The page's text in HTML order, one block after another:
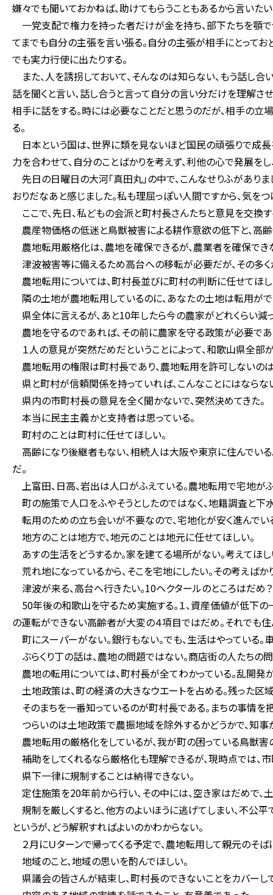
嫌々でも聞いておかねば、助けてもらうこともあるから言いた
一党支配で権力を持った者だけが金を持ち、部下たちを顎
てまでも自分の主張を言い張る。自分の主張が相手にとってお
でも実力行使に出たりする。
また、人を誘拐しておいて、そんなのは知らない、もう話し
話を聞くと言い、話し合うと言って自分の言い分だけを理解さ
相手に話をする。時には必要なことだと思うのだが、相手の立
る。
日本という国は、世界に類を見ないほど国民の頑張りで成長
力を合わせて、自分のことばかりを考えず、利他の心で発展をし
先日の日曜日の大河「真田丸」の中で、こんなせりふがありま
おりだなあと感じました。私も理屈っぽい人間ですから、気を
ここで、先日、私どもの会派と町村長さんたちと意見を交換
農産物価格の低迷と鳥獣被害による耕作意欲の低下と、高
農地転用厳格化は、農地を確保できるが、農業者を確保で
津波被害等に備えるため高台への移転が必要だが、その多く
農地転用については、町村長並びに町村の判断に任せてほし
隣の土地が農地転用しているのに、あなたの土地は転用が
県全体に言えるが、あと10年したら今の農家がどれくらい減
農地を守るのであれば、その前に農家を守る政策が必要で
１人の意見が突然だめだということによって、和歌山県全部
農地転用の権限は町村長であり、農地転用を許可しないの
県と町村が信頼関係を持っていれば、こんなことにはならな
県内の市町村長の意見を全く聞かないで、突然決めてきた。
本当に民主主義かと支持者は思っている。
町村のことは町村に任せてほしい。
高齢になり後継者もない、相続人は大阪や東京に住んでい
だ。
上富田、日高、岩出は人口がふえている。農地転用で宅地が
町の施策で人口をふやそうとしたのではなく、地籍調査と下
転用のための立ち会いが不要なので、宅地化が安く進んでい
地方のことは地方で、地元のことは地元に任せてほしい。
あすの生活をどうするか。家を建てる場所がない。考えてほし
荒れ地になっているから、そこを宅地にしたい。その考えば
津波が来る、高台へ行きたい。10ヘクタールのところはだめ？
50年後の和歌山を守るため実施する。１、資産価値が低下の
の運転ができない高齢者が大変の４項目ではだめ。それでも住
町にスーパーがない。銀行もない。でも、生活はやっている
ぶらくり丁の話は、農地の問題ではない。商店街の人たちの
農地の転用については、町村長が全てわかっている。乱開発
土地政策は、町の経済の大きなウエートを占める。残った
そのまちを一番知っているのが町村長である。まちの事情を
つらいのは土地政策で農振地域を除外するかどうかで、知
農地転用の厳格化をしているが、我が町の困っている鳥獣害
補助をしてくれるなら厳格化も理解できるが、現時点では、
県下一律に規制することは納得できない。
定住施策を20年前から行い、その中には、空き家はだめで、
規制を厳しくすると、他方のよいほうに逃げてしまい、不公平
というが、どう解釈すればよいのかわからない。
２月にＵターンで帰ってくる予定で、農地転用して親元のそば
地域のこと、地域の思いを酌んでほしい。
県議会の皆さんが結束し、町村長のできないことをカバーし